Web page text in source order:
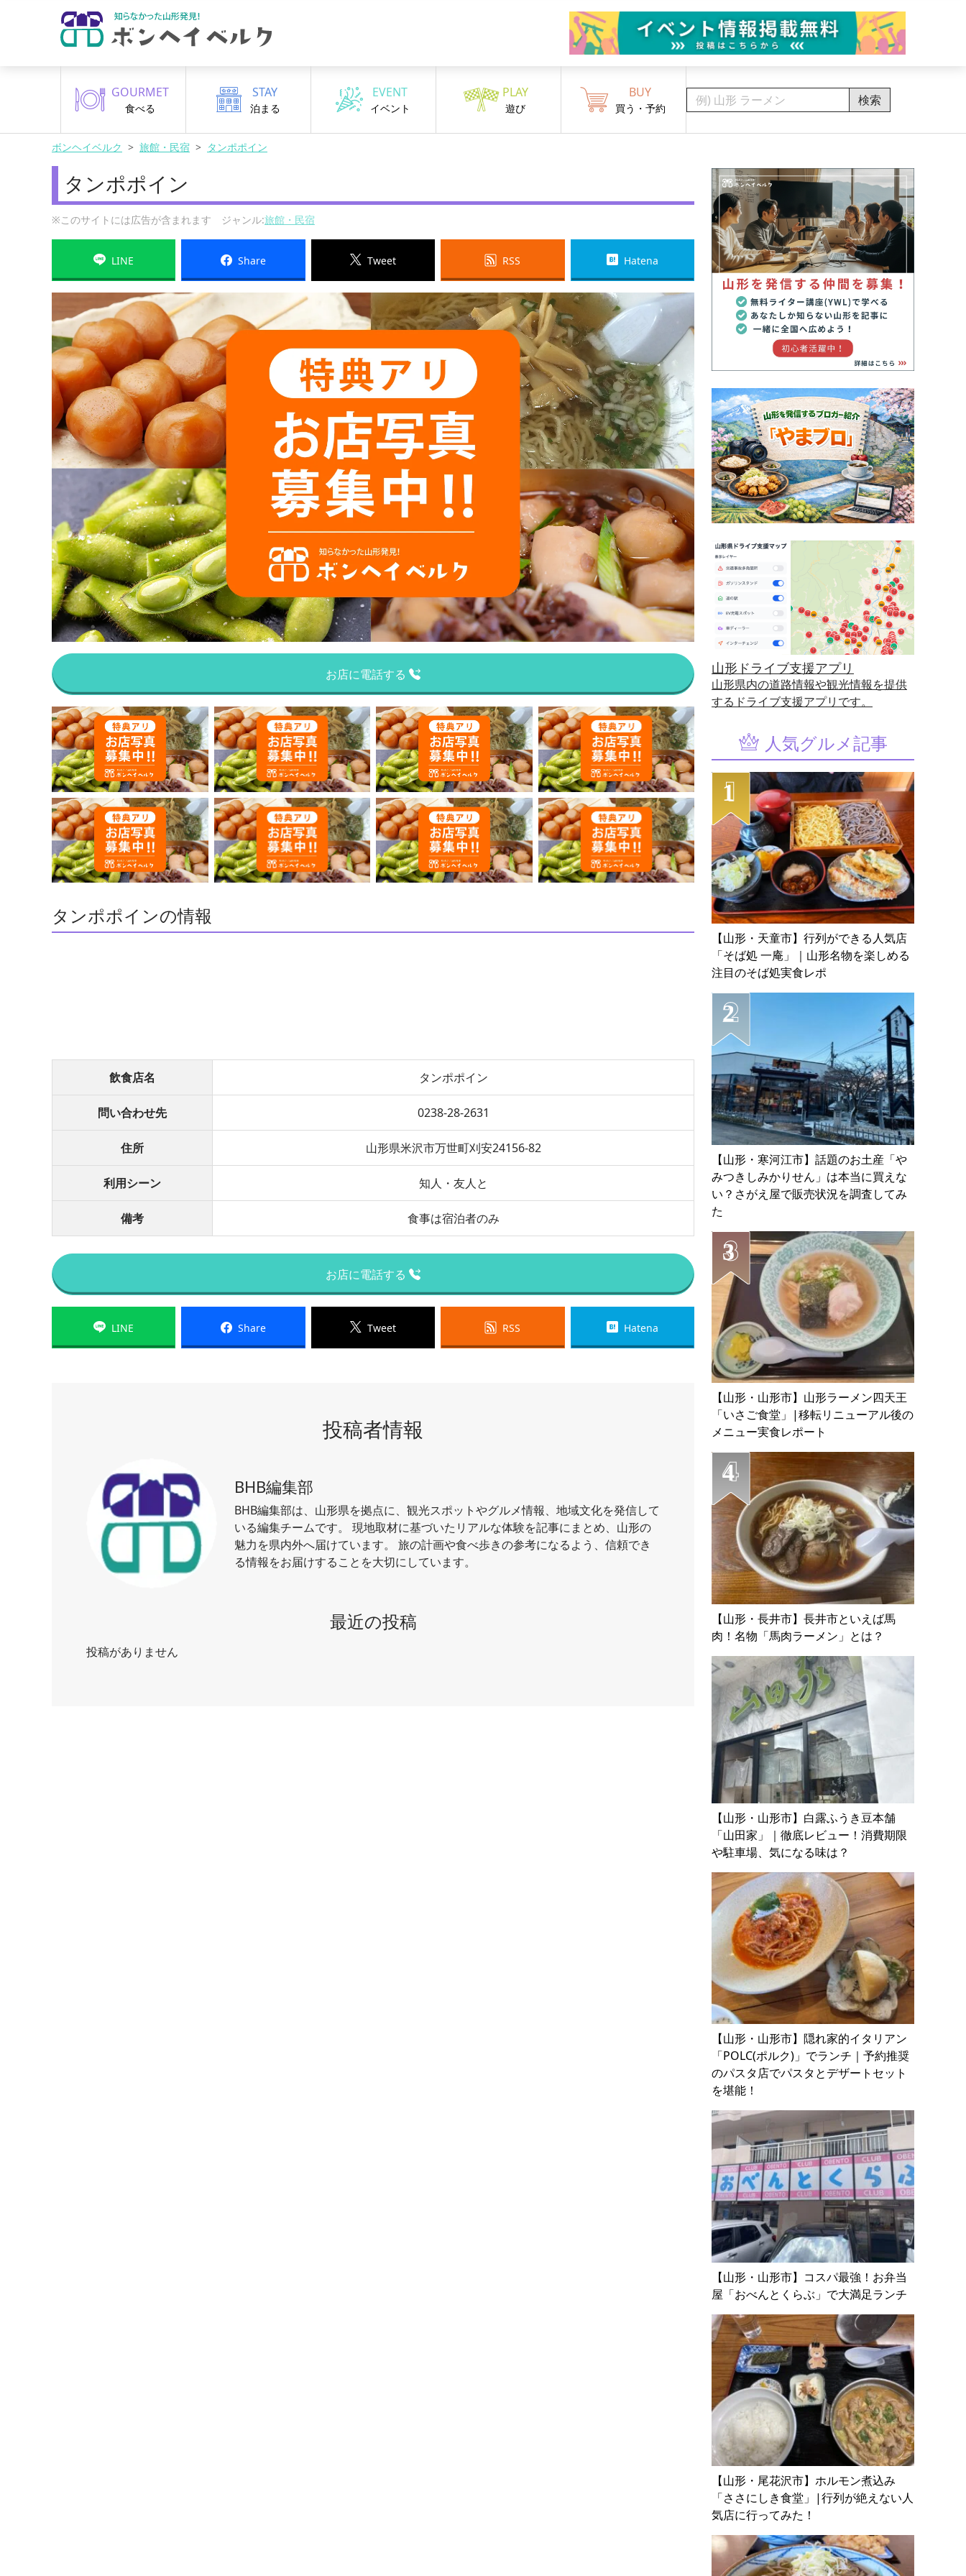
GOURMET
食べる
STAY
泊まる
EVENT
イベント
PLAY
遊び
BUY
買う・予約
検索
ボンヘイベルク 旅館・民宿 タンポポイン
タンポポイン
※このサイトには広告が含まれます ジャンル:旅館・民宿
LINE Share Tweet RSS Hatena
お店に電話する
タンポポインの情報
飲食店名 タンポポイン
問い合わせ先 0238-28-2631
住所 山形県米沢市万世町刈安24156-82
利用シーン 知人・友人と
備考 食事は宿泊者のみ
お店に電話する
LINE Share Tweet RSS Hatena
投稿者情報
BHB編集部
BHB編集部は、山形県を拠点に、観光スポットやグルメ情報、地域文化を発信して
いる編集チームです。 現地取材に基づいたリアルな体験を記事にまとめ、山形の
魅力を県内外へ届けています。 旅の計画や食べ歩きの参考になるよう、信頼でき
る情報をお届けすることを大切にしています。
最近の投稿
投稿がありません
山形ドライブ支援アプリ
山形県内の道路情報や観光情報を提供
するドライブ支援アプリです。
人気グルメ記事
【山形・天童市】行列ができる人気店
「そば処 一庵」｜山形名物を楽しめる
注目のそば処実食レポ
【山形・寒河江市】話題のお土産「や
みつきしみかりせん」は本当に買えな
い？さがえ屋で販売状況を調査してみ
た
【山形・山形市】山形ラーメン四天王
「いさご食堂」|移転リニューアル後の
メニュー実食レポート
【山形・長井市】長井市といえば馬
肉！名物「馬肉ラーメン」とは？
【山形・山形市】白露ふうき豆本舗
「山田家」｜徹底レビュー！消費期限
や駐車場、気になる味は？
【山形・山形市】隠れ家的イタリアン
「POLC(ポルク)」でランチ｜予約推奨
のパスタ店でパスタとデザートセット
を堪能！
【山形・山形市】コスパ最強！お弁当
屋「おべんとくらぶ」で大満足ランチ
【山形・尾花沢市】ホルモン煮込み
「ささにしき食堂」|行列が絶えない人
気店に行ってみた！